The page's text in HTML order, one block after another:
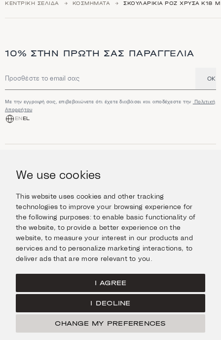
We use cookies
This website uses cookies and other tracking
technologies to improve your browsing experience for
the following purposes:to enable basic functionality of
the website,to provide a better experience on the
website,to measure your interest in our products and
services and to personalize marketing interactions, to
deliver ads that are more relevant to you
I AGREE
I DECLINE
CHANGE MY PREFERENCES
ΚΕΝΤΡΙΚΉ ΣΕΛΊΔΑ ΚΟΣΜΉΜΑΤΑ ΣΚΟΥΛΑΡΊΚΙΑ ΡΟΖ ΧΡΥΣΆ Κ18
10% ΣΤΗΝ ΠΡΏΤΗ ΣΑΣ ΠΑΡΑΓΓΕΛΊΑ
Διεύθυνση email OK
Με την εγγραφή σας, επιβεβαιώνετε ότι έχετε διαβάσει και αποδέχεστε την
Πολιτική
Απορρήτου
EN EL
Κοσμήματα
Ρολόγια
Ταξιδέψτε με Στυλ
ΠΛΗΡΟΦΟΡΊΕΣ
Βοήθεια και Ερωτήσεις
Αποστολές και επιστροφές
Επικοινωνήστε μαζί μας
ΣΧΕΤΙΚΆ ΜΕ ΕΜΆΣ
Η οικογένεια Ιμάνογλου
Τα καταστήματά μας
Facebook
Instagram
ΝΟΜΙΚΆ
Όροι χρήσης
Πολιτική Cookies